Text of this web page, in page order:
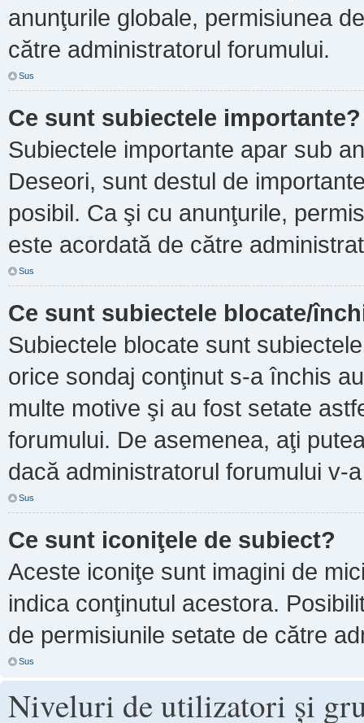
anunţurile globale, permisiunea
către administratorul forumului.
Sus
Ce sunt subiectele importante?
Subiectele importante apar sub
Deseori, sunt destul de
posibil. Ca şi cu anunţurile,
este acordată de către
Sus
Ce sunt subiectele blocate/
Subiectele blocate sunt
orice sondaj conţinut s-a închis
multe motive şi au fost setate
forumului. De asemenea, aţi
dacă administratorul forumului v-
Sus
Ce sunt iconiţele de subiect?
Aceste iconiţe sunt imagini de
indica conţinutul acestora.
de permisiunile setate de către
Sus
Niveluri de utilizatori şi